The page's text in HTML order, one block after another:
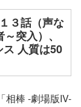
３話（声な
突入）、
人質は50
相棒 -劇場版IV-